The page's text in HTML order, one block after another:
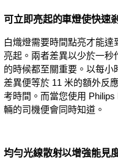
可立即亮起的車燈使快速
白熾燈需要時間點亮才能
亮起。兩者差異以少於一秒
的時候都至關重要。以每小
差異便等於 11 米的額外反
考時間。而當您使用
輛的司機便會同時知道。
均勻光線散射以增強能見